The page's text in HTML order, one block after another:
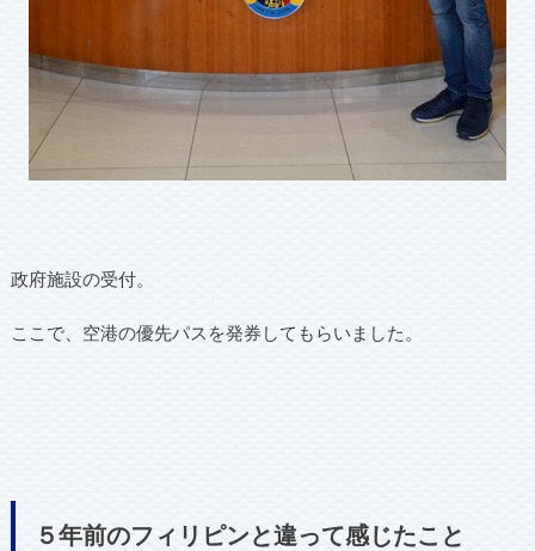
政府施設の受付。
ここで、空港の優先パスを発券してもらいました。
５年前のフィリピンと違って感じたこと